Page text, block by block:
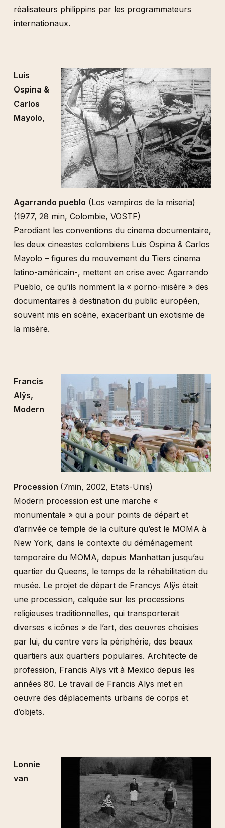
réalisateurs philippins par les programmateurs
internationaux.
Luis
Ospina &
Carlos
Mayolo,
Agarrando pueblo (Los vampiros de la miseria)
(1977, 28 min, Colombie, VOSTF)
Parodiant les conventions du cinema documentaire,
les deux cineastes colombiens Luis Ospina & Carlos
Mayolo – figures du mouvement du Tiers cinema
latino-américain-, mettent en crise avec Agarrando
Pueblo, ce qu’ils nomment la « porno-misère » des
documentaires à destination du public européen,
souvent mis en scène, exacerbant un exotisme de
la misère.
Francis
Alÿs,
Modern
Procession (7min, 2002, Etats-Unis)
Modern procession est une marche «
monumentale » qui a pour points de départ et
d’arrivée ce temple de la culture qu’est le MOMA à
New York, dans le contexte du déménagement
temporaire du MOMA, depuis Manhattan jusqu’au
quartier du Queens, le temps de la réhabilitation du
musée. Le projet de départ de Francys Alÿs était
une procession, calquée sur les processions
religieuses traditionnelles, qui transporterait
diverses « icônes » de l’art, des oeuvres choisies
par lui, du centre vers la périphérie, des beaux
quartiers aux quartiers populaires. Architecte de
profession, Francis Alÿs vit à Mexico depuis les
années 80. Le travail de Francis Alÿs met en
oeuvre des déplacements urbains de corps et
d’objets.
Lonnie
van